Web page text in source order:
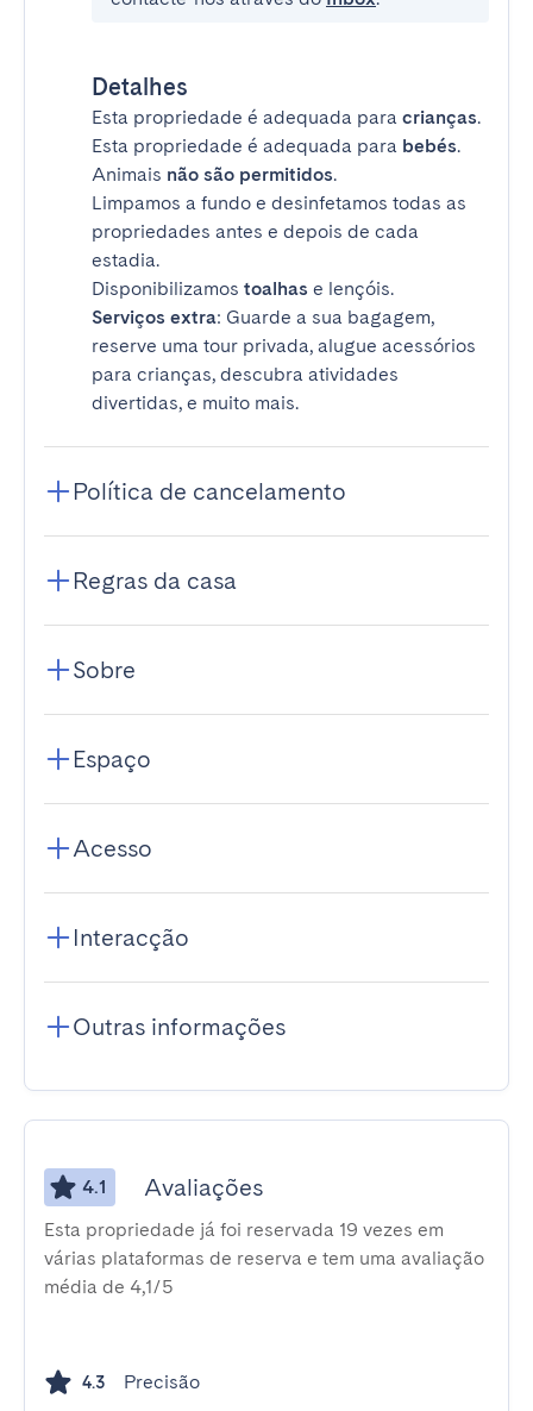
Detalhes
Esta propriedade é adequada para crianças.
Esta propriedade é adequada para bebés.
Animais não são permitidos.
Limpamos a fundo e desinfetamos todas as
propriedades antes e depois de cada
estadia.
Disponibilizamos toalhas e lençóis.
Serviços extra: Guarde a sua bagagem,
reserve uma tour privada, alugue acessórios
para crianças, descubra atividades
divertidas, e muito mais.
Política de cancelamento
Regras da casa
Sobre
Espaço
Acesso
Interacção
Outras informações
4.1 Avaliações
Esta propriedade já foi reservada 19 vezes em
várias plataformas de reserva e tem uma avaliação
média de 4,1/5
4.3 Precisão